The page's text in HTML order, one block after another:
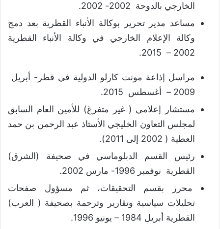
الخارجي بالدوحة 2002- 2002.
مساعد مدير تحرير بوكالة الأنباء القطرية بعد دمج
وكالة الإعلام الخارجي في وكالة الأنباء القطرية
2002 – 2015.
مراسل إذاعة مونت كارلو الدولية في قطر- أبريل
2009 – أغسطس 2015.
مستشار إعلامي ( غير متفرغ) للأمين العام السابق
لمجلس التعاون الخليجي الأستاذ عبد الرحمن بن حمد
العطية ( 2002 إلى 2011).
رئيس القسم الدبلوماسي في صحيفة (الشرق)
القطرية نوفمبر 1996- مارس 2002.
محرر بقسم التحقيقات، ثم مسؤول صفحات
تحليلات سياسية وتقارير وترجمة بصحيفة ( العرب)
القطرية أبريل 1984 – يونيو 1996.